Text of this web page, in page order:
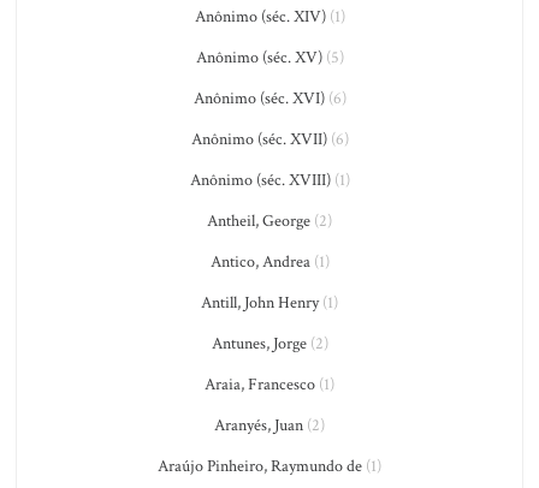
Anônimo (séc. XIV)(1)
Anônimo (séc. XV)(5)
Anônimo (séc. XVI)(6)
Anônimo (séc. XVII)(6)
Anônimo (séc. XVIII)(1)
Antheil, George (2)
Antico, Andrea(1)
Antill, John Henry(1)
Antunes, Jorge(2)
Araia, Francesco (1)
Aranyés, Juan (2)
Araújo Pinheiro, Raymundo de (1)